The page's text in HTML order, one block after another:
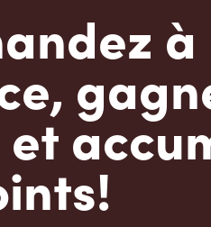
à